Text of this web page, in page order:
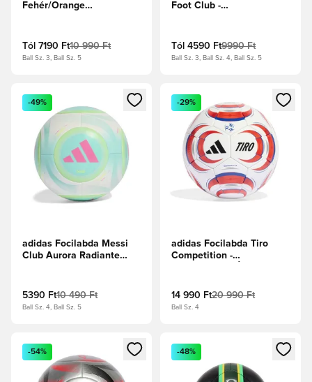
Fehér/Orange
Tól 7190 Ft10 990 Ft
Ball Sz. 3, Ball Sz. 5
Foot Club -
Tól 4590 Ft9990 Ft
Ball Sz. 3, Ball Sz. 4, Ball Sz. 5
Megnyit egy modált a bejelentkezéshez vagy a tagként
-49%
adidas Focilabda Messi
Club Aurora Radiante
5390 Ft10 490 Ft
Ball Sz. 4, Ball Sz. 5
Megnyit egy modált a
-29%
adidas Focilabda Tiro
Competition -
14 990 Ft20 990 Ft
Ball Sz. 4
Megnyit egy modált a bejelentkezéshez vagy a tagként
-54%
Megnyit egy modált a
-48%